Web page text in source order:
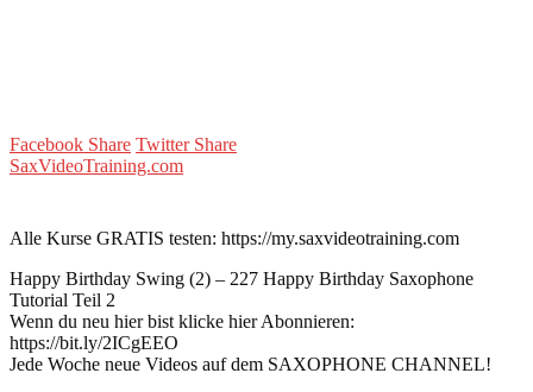
Facebook Share Twitter Share
SaxVideoTraining.com
Alle Kurse GRATIS testen: https://my.saxvideotraining.com
Happy Birthday Swing (2) – 227 Happy Birthday Saxophone
Tutorial Teil 2
Wenn du neu hier bist klicke hier Abonnieren:
https://bit.ly/2ICgEEO
Jede Woche neue Videos auf dem SAXOPHONE CHANNEL!